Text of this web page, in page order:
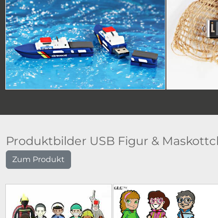
Produktbilder USB Figur &
Zum Produkt